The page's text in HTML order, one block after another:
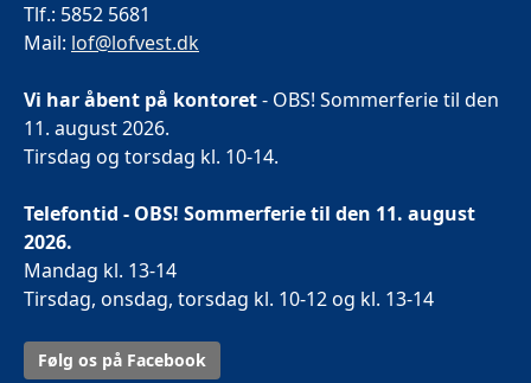
Tlf.: 5852 5681
Mail: lof@lofvest.dk
Vi har åbent på kontoret- OBS! Sommerferie til den
11. august 2026.
Tirsdag og torsdag kl. 10-14.
Telefontid - OBS! Sommerferie til den 11. august
2026.
Mandag kl. 13-14
Tirsdag, onsdag, torsdag kl. 10-12 og kl. 13-14
Følg os på Facebook